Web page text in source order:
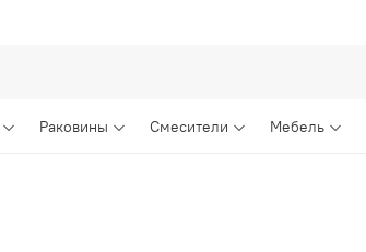
Раковины Смесители Мебель